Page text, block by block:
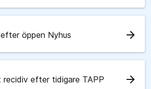
öppen Nyhus arrow_forward
recidiv efter tidigare TAPP arrow_forward